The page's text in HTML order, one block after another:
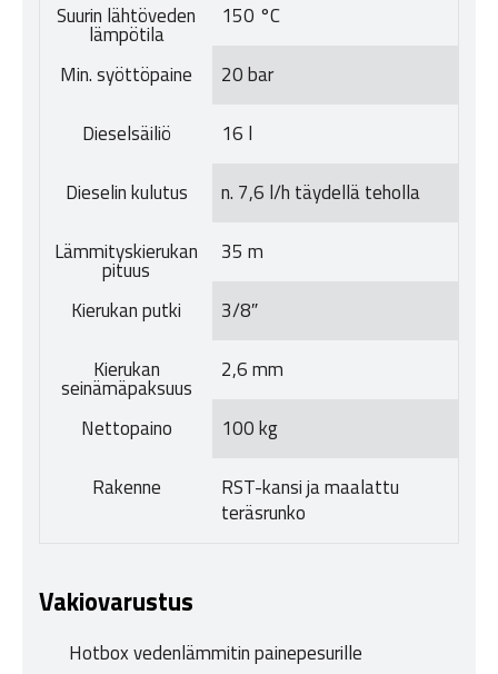
Suurin lähtöveden
lämpötila
150 °C
Min. syöttöpaine 20 bar
Dieselsäiliö 16 l
Dieselin kulutus n. 7,6 l/h täydellä teholla
Lämmityskierukan
pituus
35 m
Kierukan putki 3/8″
Kierukan
seinämäpaksuus
2,6 mm
Nettopaino 100 kg
Rakenne
RST-kansi ja maalattu
teräsrunko
Vakiovarustus
Hotbox vedenlämmitin painepesurille